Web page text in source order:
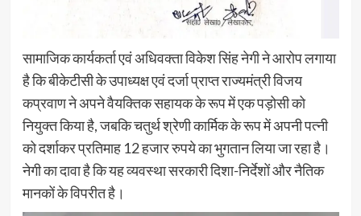
सामाजिक कार्यकर्ता एवं अधिवक्ता विकेश सिंह नेगी ने आरोप लगाया
है कि बीकेटीसी के उपाध्यक्ष एवं दर्जा प्राप्त राज्यमंत्री विजय
कप्रवाण ने अपने वैयक्तिक सहायक के रूप में एक पड़ोसी को
नियुक्त किया है, जबकि चतुर्थ श्रेणी कार्मिक के रूप में अपनी पत्नी
को दर्शाकर प्रतिमाह 12 हजार रुपये का भुगतान लिया जा रहा है।
नेगी का दावा है कि यह व्यवस्था सरकारी दिशा-निर्देशों और नैतिक
मानकों के विपरीत है।